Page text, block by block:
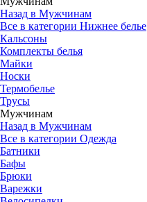
Назад в Мужчинам
Все в категории Нижнее белье
Кальсоны
Комплекты белья
Майки
Носки
Термобелье
Трусы
Мужчинам
Назад в Мужчинам
Все в категории Одежда
Батники
Бафы
Брюки
Варежки